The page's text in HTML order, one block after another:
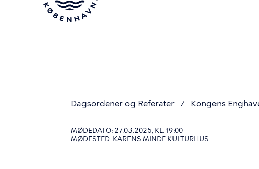
Dagsordener og Referater Kongens
MØDEDATO: 27.03.2025, KL. 19:00
MØDESTED: KARENS MINDE KULTURHUS